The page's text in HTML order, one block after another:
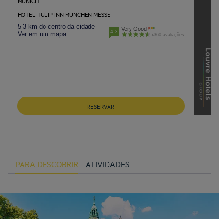
HOTEL TULIP INN MÜNCHEN MESSE
5.3 km do centro da cidade
Ver em um mapa
4.3 Very Good
4360 avaliações
RESERVAR
PARA DESCOBRIR ATIVIDADES